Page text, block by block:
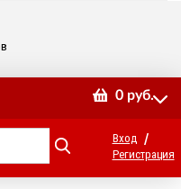
0 руб.
Вход /
Регистрация